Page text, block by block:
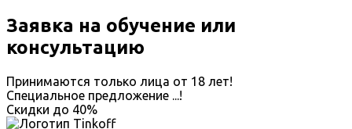
Заявка на обучение или
консультацию
Принимаются только лица от 18 лет!
Специальное предложение ...!
Скидки до 40%